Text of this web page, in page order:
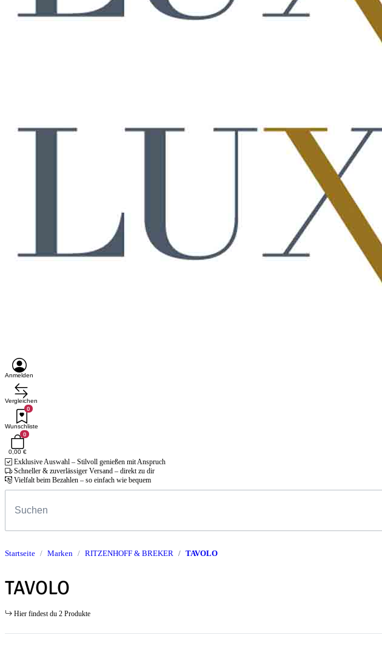
Anmelden
Vergleichen
0
Wunschliste
0
0,00 €
Exklusive Auswahl – Stilvoll genießen mit Anspruch
Schneller & zuverlässiger Versand – direkt zu dir
Vielfalt beim Bezahlen – so einfach wie bequem
Startseite Marken RITZENHOFF & BREKER TAVOLO
TAVOLO
Hier findest du 2 Produkte